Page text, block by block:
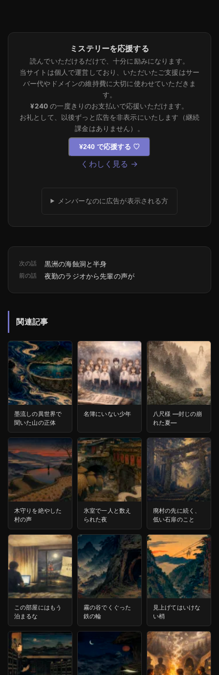
ミステリーを応援する
読んでいただけるだけで、十分に励みになります。
当サイトは個人で運営しており、いただいたご支援はサー
バー代やドメインの維持費に大切に使わせていただきま
す。
¥240 の一度きりのお支払いで応援いただけます。
お礼として、以後ずっと広告を非表示にいたします（継続
課金はありません）。
¥240 で応援する ♡
くわしく見る →
メンバーなのに広告が表示される方
次の話 黒洲の海蝕洞と半身
前の話 夜勤のラジオから先輩の声が
関連記事
墨流しの異世界で
聞いた山の正体
名簿にいない少年
八尺様 ―封じの崩
れた夏―
木守りを絶やした
村の声
氷室で一人と数え
られた夜
廃村の先に続く、
低い石扉のこと
この部屋にはもう
泊まるな
霧の谷でくぐった
鉄の輪
見上げてはいけな
い梢